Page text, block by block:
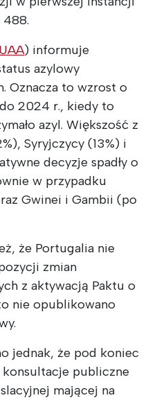
488.
) informuje
azylowy
Oznacza to wzrost o
2024 r., kiedy to
azyl. Większość z
Syryjczycy (13%) i
decyzje spadły o
w przypadku
Gwinei i Gambii (po
że Portugalia nie
zmian
z aktywacją Paktu o
nie opublikowano
jednak, że pod koniec
konsultacje publiczne
mającej na